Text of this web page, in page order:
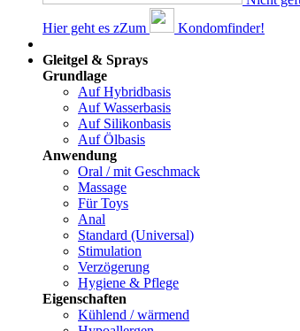
Hier geht es zZum
Kondomfinder!
Gleitgel & Sprays
Grundlage
Auf Hybridbasis
Auf Wasserbasis
Auf Silikonbasis
Auf Ölbasis
Anwendung
Oral / mit Geschmack
Massage
Für Toys
Anal
Standard (Universal)
Stimulation
Verzögerung
Hygiene & Pflege
Eigenschaften
Kühlend / wärmend